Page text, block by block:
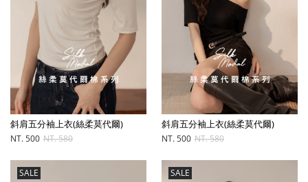
斜肩五分袖上衣(絲柔莫代爾)
NT. 500 NT. 580
斜肩五分袖上衣(絲柔莫代爾)
NT. 500 NT. 580
SALE SALE